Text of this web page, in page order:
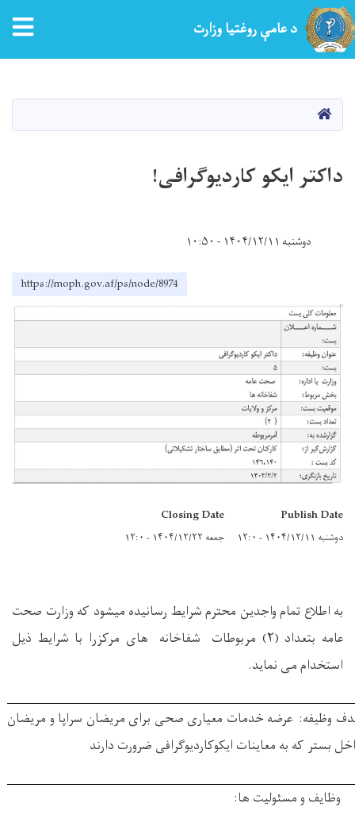
د عامې روغتیا وزارت
کور
داکتر ایکو کاردیوگرافی!
دوشنبه ۱۴۰۴/۱۲/۱۱ - ۱۰:۵۰
https://moph.gov.af/ps/node/8974
Publish Date
دوشنبه ۱۴۰۴/۱۲/۱۱ - ۱۲:۰
Closing Date
جمعه ۱۴۰۴/۱۲/۲۲ - ۱۲:۰
به اطلاع تمام واجدین محترم شرایط رسانیده میشود که وزارت صحت
عامه بتعداد (۲) مربوطات شفاخانه های مرکزرا با شرایط ذیل
استخدام می نماید.
وظیفه: عرضه خدمات معیاری صحی برای مریضان سراپا و مریضان
بستر که به معاینات ایکوکاردیوگرافی ضرورت دارند
وظایف و مسئولیت ها: